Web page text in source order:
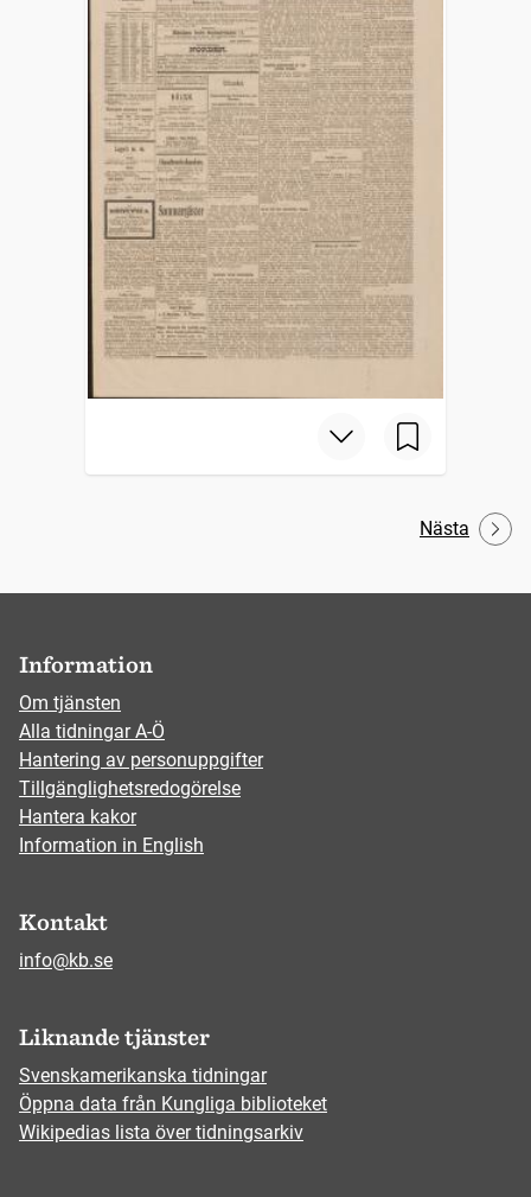
Nästa
Information
Om tjänsten
Alla tidningar A-Ö
Hantering av personuppgifter
Tillgänglighetsredogörelse
Hantera kakor
Information in English
Kontakt
info@kb.se
Liknande tjänster
Svenskamerikanska tidningar
Öppna data från Kungliga biblioteket
Wikipedias lista över tidningsarkiv